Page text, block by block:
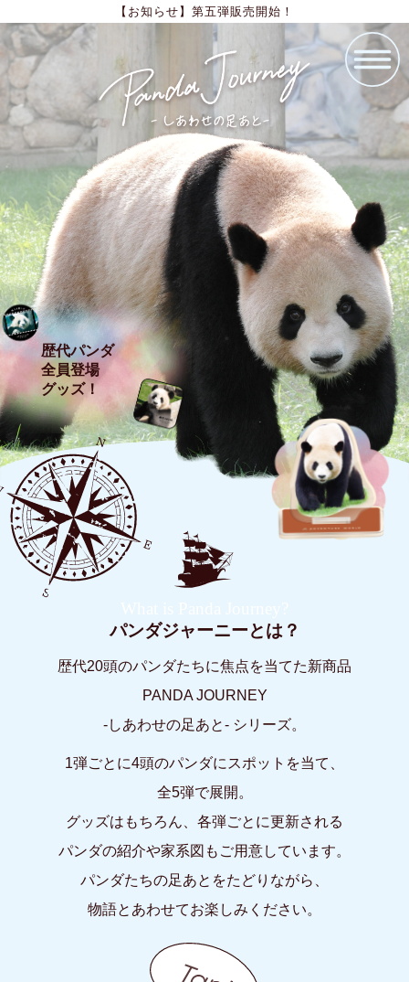
【お知らせ】第五弾販売開始！
歴代パンダ
全員登場
グッズ！
パンダジャーニーとは？
歴代20頭のパンダたちに焦点を当てた新商品
PANDA JOURNEY
-しあわせの足あと- シリーズ。
1弾ごとに4頭のパンダにスポットを当て、
全5弾で展開。
グッズはもちろん、各弾ごとに更新される
パンダの紹介や家系図もご用意しています。
パンダたちの足あとをたどりながら、
物語とあわせてお楽しみください。